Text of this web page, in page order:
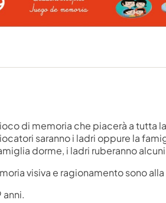
di memoria che piacerà a tutta
saranno i ladri oppure la
dorme, i ladri ruberanno
visiva e ragionamento sono
anni.